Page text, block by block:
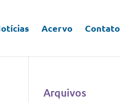
Acervo Contato
Arquivos